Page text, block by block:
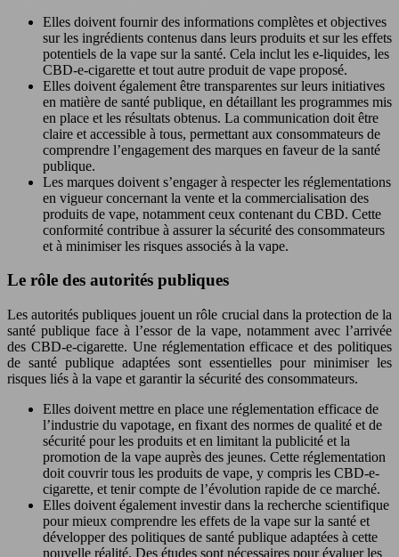
Elles doivent fournir des informations complètes et objectives
sur les ingrédients contenus dans leurs produits et sur les effets
potentiels de la vape sur la santé. Cela inclut les e-liquides, les
CBD-e-cigarette et tout autre produit de vape proposé.
Elles doivent également être transparentes sur leurs initiatives
en matière de santé publique, en détaillant les programmes mis
en place et les résultats obtenus. La communication doit être
claire et accessible à tous, permettant aux consommateurs de
comprendre l’engagement des marques en faveur de la santé
publique.
Les marques doivent s’engager à respecter les réglementations
en vigueur concernant la vente et la commercialisation des
produits de vape, notamment ceux contenant du CBD. Cette
conformité contribue à assurer la sécurité des consommateurs
et à minimiser les risques associés à la vape.
Le rôle des autorités publiques
Les autorités publiques jouent un rôle crucial dans la protection de la
santé publique face à l’essor de la vape, notamment avec l’arrivée
des CBD-e-cigarette. Une réglementation efficace et des politiques
de santé publique adaptées sont essentielles pour minimiser les
risques liés à la vape et garantir la sécurité des consommateurs.
Elles doivent mettre en place une réglementation efficace de
l’industrie du vapotage, en fixant des normes de qualité et de
sécurité pour les produits et en limitant la publicité et la
promotion de la vape auprès des jeunes. Cette réglementation
doit couvrir tous les produits de vape, y compris les CBD-e-
cigarette, et tenir compte de l’évolution rapide de ce marché.
Elles doivent également investir dans la recherche scientifique
pour mieux comprendre les effets de la vape sur la santé et
développer des politiques de santé publique adaptées à cette
nouvelle réalité. Des études sont nécessaires pour évaluer les